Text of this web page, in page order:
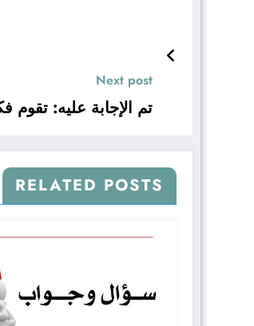
Next post
تم الإجابة عليه: تقوم
RELATED POSTS